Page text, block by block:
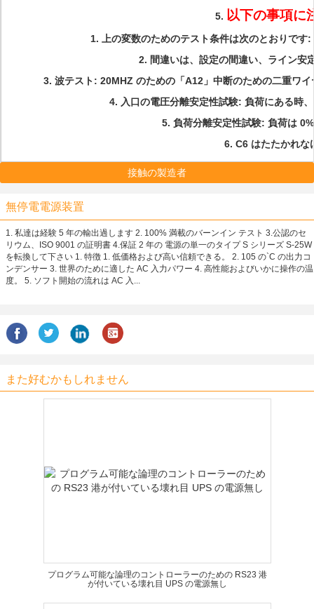
5. 以下の事項に
1. 上の変数のためのテスト条件は次のとおりで
2. 間違いは、設定の間違い、ライン安
3. 波テスト: 20MHZ のための「A12」中断のための二重ワ
4. 入口の電圧分離安定性試験: 負荷にある時
5. 負荷分離安定性試験: 負荷は
6. C6 はたたかれな
接触の製造者
無停電電源装置
1. 私達は経験 5 年の輸出過します 2. 100% 満載のバーンイン テスト 3.公認のセ
リウム、ISO 9001 の証明書 4.保証 2 年の 電源の単一のタイプ S シリーズ S-25W
を転換して下さい 1. 特徴 1. 低価格および高い信頼できる。 2. 105 の`C の出力コ
ンデンサー 3. 世界のために適した AC 入力パワー 4. 高性能およびいかに操作の温
度。 5. ソフト開始の流れは AC 入...
また好むかもしれません
プログラム可能な論理のコントローラーのための RS23 港
が付いている壊れ目 UPS の電源無し